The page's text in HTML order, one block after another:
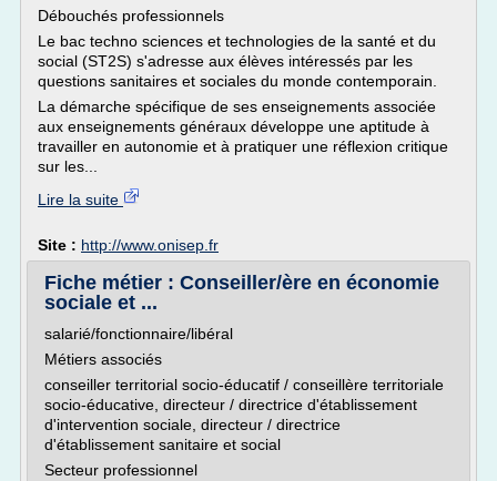
Débouchés professionnels
Le bac techno sciences et technologies de la santé et du
social (ST2S) s'adresse aux élèves intéressés par les
questions sanitaires et sociales du monde contemporain.
La démarche spécifique de ses enseignements associée
aux enseignements généraux développe une aptitude à
travailler en autonomie et à pratiquer une réflexion critique
sur les...
Lire la suite
Site : http://www.onisep.fr
Fiche métier : Conseiller/ère en économie
sociale et ...
salarié/fonctionnaire/libéral
Métiers associés
conseiller territorial socio-éducatif / conseillère territoriale
socio-éducative, directeur / directrice d'établissement
d'intervention sociale, directeur / directrice
d'établissement sanitaire et social
Secteur professionnel